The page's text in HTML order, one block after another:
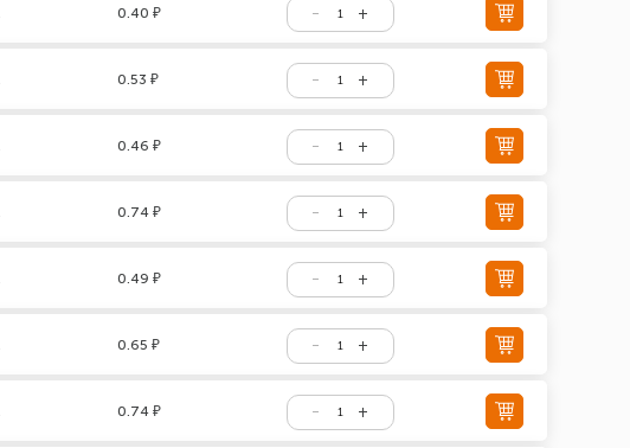
0.40 ₽
0.53 ₽
0.46 ₽
0.74 ₽
0.49 ₽
0.65 ₽
0.74 ₽